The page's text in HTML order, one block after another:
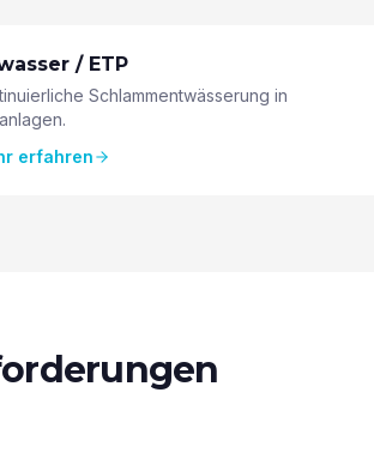
/ ETP
Schlammentwässerung in
erfahren